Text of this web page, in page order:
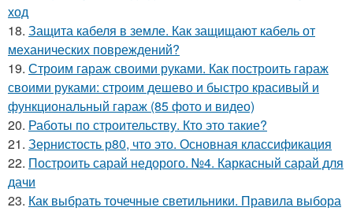
ход
18. Защита кабеля в земле. Как защищают кабель от
механических повреждений?
19. Строим гараж своими руками. Как построить гараж
своими руками: строим дешево и быстро красивый и
функциональный гараж (85 фото и видео)
20. Работы по строительству. Кто это такие?
21. Зернистость р80, что это. Основная классификация
22. Построить сарай недорого. №4. Каркасный сарай для
дачи
23. Как выбрать точечные светильники. Правила выбора